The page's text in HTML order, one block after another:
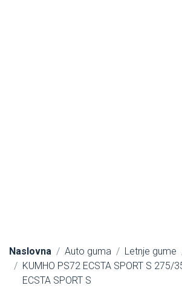
Naslovna Auto guma Letnje gume
KUMHO PS72 ECSTA SPORT S 275/
ECSTA SPORT S